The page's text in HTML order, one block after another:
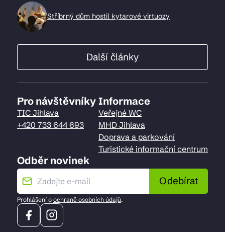
Stříbrný dům hostil kytarové virtuozy
Další články
Pro návštěvníky
TIC Jihlava
+420 733 644 693
Informace
Veřejné WC
MHD Jihlava
Doprava a parkování
Turistické informační centrum
Odběr novinek
Odebírat
Prohlášení o ochraně osobních údajů.